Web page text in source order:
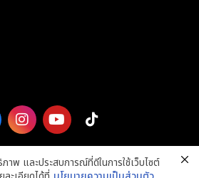
I
n
s
t
a
Y
o
u
t
u
T
i
k
t
o
าพ และประสบการณ์ที่ดีในการใช้เว็บไซต์